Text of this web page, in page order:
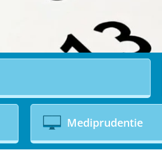
Mediprudentie